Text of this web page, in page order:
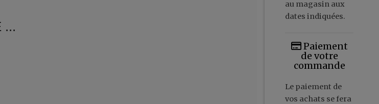
...
au magasin aux
dates indiquées.
Paiement
de votre
commande
Le paiement de
vos achats se fera